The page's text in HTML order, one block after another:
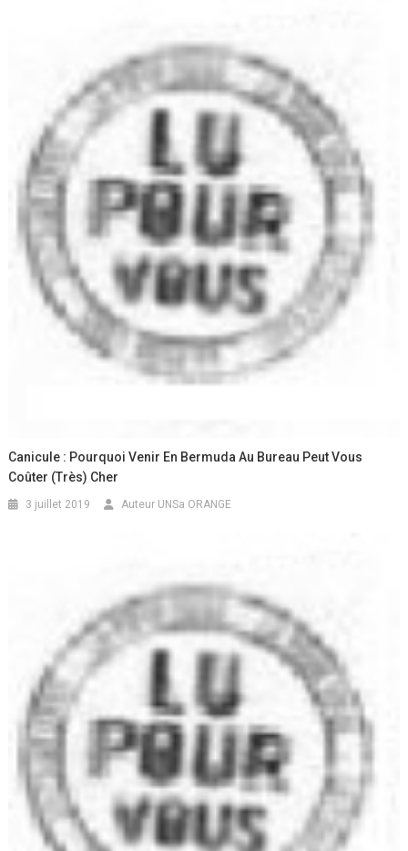
Canicule : Pourquoi Venir En Bermuda Au Bureau Peut Vous
Coûter (très) Cher
3 juillet 2019 Auteur UNSa ORANGE